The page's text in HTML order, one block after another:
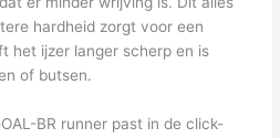
hardheid zorgt voor een
het ijzer langer scherp en is
of butsen.
BR runner past in de click-